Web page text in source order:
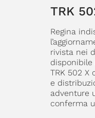
TRK
Regina
rivista nei
disponibile
TRK 502
e
adventure
conferma